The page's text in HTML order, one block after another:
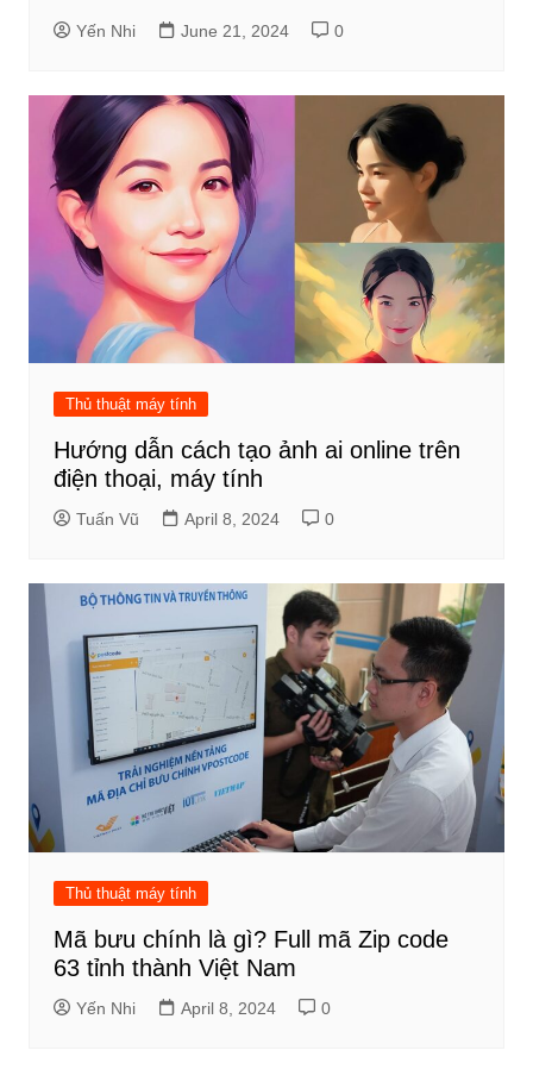
Yến Nhi June 21, 2024 0
Thủ thuật máy tính
Hướng dẫn cách tạo ảnh ai online trên
điện thoại, máy tính
Tuấn Vũ April 8, 2024 0
Thủ thuật máy tính
Mã bưu chính là gì? Full mã Zip code
63 tỉnh thành Việt Nam
Yến Nhi April 8, 2024 0